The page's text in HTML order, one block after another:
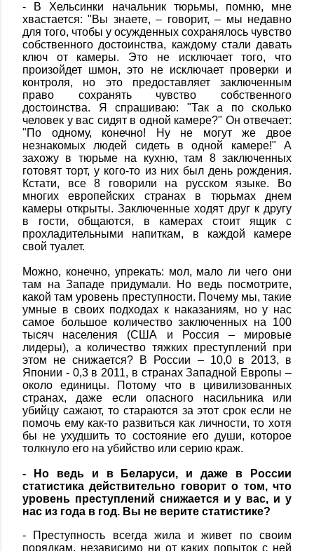
- В Хельсинки начальник тюрьмы, помню, мне
хвастается: "Вы знаете, – говорит, – мы недавно
для того, чтобы у осужденных сохранялось чувство
собственного достоинства, каждому стали давать
ключ от камеры. Это не исключает того, что
произойдет шмон, это не исключает проверки и
контроля, но это предоставляет заключенным
право сохранять чувство собственного
достоинства. Я спрашиваю: "Так а по сколько
человек у вас сидят в одной камере?" Он отвечает:
"По одному, конечно! Ну не могут же двое
незнакомых людей сидеть в одной камере!" А
захожу в тюрьме на кухню, там 8 заключенных
готовят торт, у кого-то из них был день рождения.
Кстати, все 8 говорили на русском языке. Во
многих европейских странах в тюрьмах днем
камеры открыты. Заключенные ходят друг к другу
в гости, общаются, в камерах стоит ящик с
прохладительными напиткам, в каждой камере
свой туалет.
Можно, конечно, упрекать: мол, мало ли чего они
там на Западе придумали. Но ведь посмотрите,
какой там уровень преступности. Почему мы, такие
умные в своих подходах к наказаниям, но у нас
самое большое количество заключенных на 100
тысяч населения (США и Россия – мировые
лидеры), а количество тяжких преступлений при
этом не снижается? В России – 10,0 в 2013, в
Японии - 0,3 в 2011, в странах Западной Европы –
около единицы. Потому что в цивилизованных
странах, даже если опасного насильника или
убийцу сажают, то стараются за этот срок если не
помочь ему как-то развиться как личности, то хотя
бы не ухудшить то состояние его души, которое
толкнуло его на убийство или серию краж.
- Но ведь и в Беларуси, и даже в России
статистика действительно говорит о том, что
уровень преступлений снижается и у вас, и у
нас из года в год. Вы не верите статистике?
- Преступность всегда жила и живет по своим
порядкам, независимо ни от каких попыток с ней